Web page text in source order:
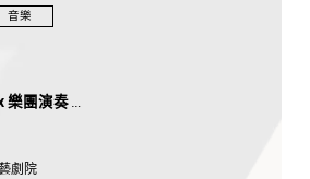
音樂
樂團演奏
樂偉人駕臨香港小交響樂團！？
劇院